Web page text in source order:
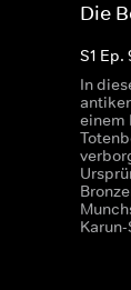
Die
S1 Ep.
In
einem